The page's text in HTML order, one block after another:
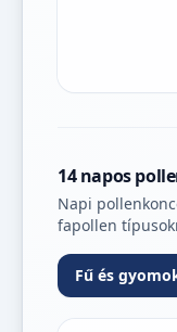
14 napos
Napi
fapollen
Fű és